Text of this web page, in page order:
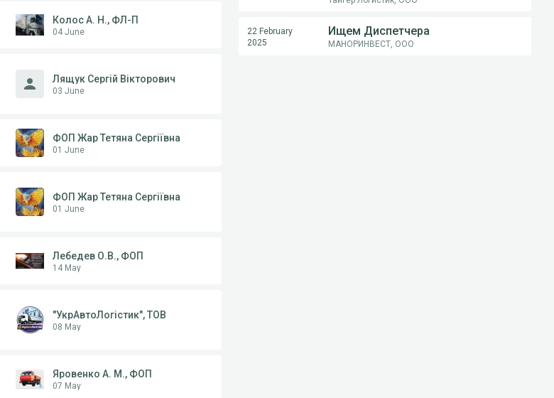
Колос А. Н., ФЛ-П
04 June
Лящук Сергій Вікторович
03 June
ФОП Жар Тетяна Сергіївна
01 June
ФОП Жар Тетяна Сергіївна
01 June
Лебедев О.В., ФОП
14 May
"УкрАвтоЛогістик", ТОВ
08 May
Яровенко А. М., ФОП
07 May
22 February
2025
Ищем Диспетчера
МАНОРИНВЕСТ, ООО